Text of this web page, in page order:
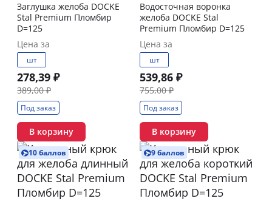
Заглушка желоба DOCKE
Stal Premium Пломбир
D=125
Цена за
шт
278,39 ₽
389,00 ₽
Под заказ
В корзину
Водосточная воронка
желоба DOCKE Stal
Premium Пломбир D=125
Цена за
шт
539,86 ₽
755,00 ₽
Под заказ
В корзину
10 баллов 9 баллов